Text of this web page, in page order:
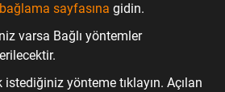
sayfasına gidin.
varsa Bağlı yöntemler
istediğiniz yönteme tıklayın. Açılan